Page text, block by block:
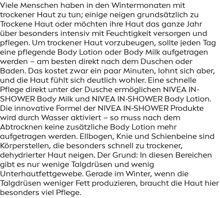
Viele Menschen haben in den Wintermonaten mit
trockener Haut zu tun; einige neigen grundsätzlich zu
Trockene Haut oder möchten ihre Haut das ganze Jahr
über besonders intensiv mit Feuchtigkeit versorgen und
pflegen. Um trockener Haut vorzubeugen, sollte jeden Tag
eine pflegende Body Lotion oder Body Milk aufgetragen
werden – am besten direkt nach dem Duschen oder
Baden. Das kostet zwar ein paar Minuten, lohnt sich aber,
und die Haut fühlt sich deutlich wohler. Eine schnelle
Pflege direkt unter der Dusche ermöglichen NIVEA IN-
SHOWER Body Milk und NIVEA IN-SHOWER Body Lotion.
Die innovative Formel der NIVEA IN-SHOWER Produkte
wird durch Wasser aktiviert – so muss nach dem
Abtrocknen keine zusätzliche Body Lotion mehr
aufgetragen werden. Ellbogen, Knie und Schienbeine sind
Körperstellen, die besonders schnell zu trockener,
dehydrierter Haut neigen. Der Grund: In diesen Bereichen
gibt es nur wenige Talgdrüsen und wenig
Unterhautfettgewebe. Gerade im Winter, wenn die
Talgdrüsen weniger Fett produzieren, braucht die Haut hier
besonders viel Pflege.